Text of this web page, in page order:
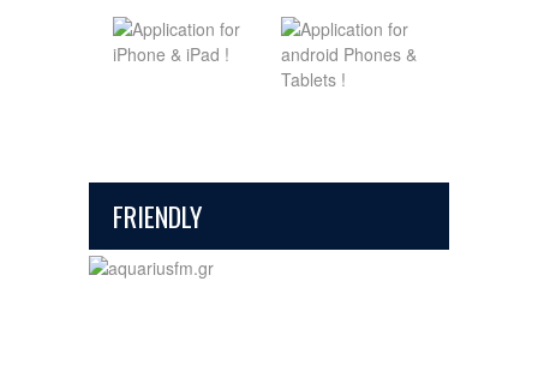
FRIENDLY